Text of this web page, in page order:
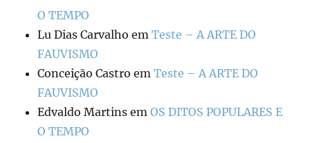
O TEMPO
Lu Dias Carvalho emTeste – A ARTE DO
FAUVISMO
Conceição Castro emTeste – A ARTE DO
FAUVISMO
Edvaldo Martins emOS DITOS POPULARES E
O TEMPO